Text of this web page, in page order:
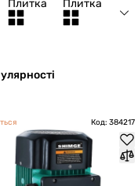
Плитка Плитка
Код: 384217